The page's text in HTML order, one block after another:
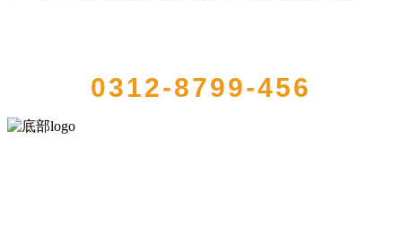
0312-8799-456